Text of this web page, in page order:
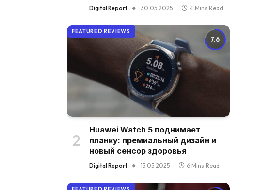
Digital Report 30.05.2025 4 Mins Read
7.6
FEATURED REVIEWS
Huawei Watch 5 поднимает
планку: премиальный дизайн и
новый сенсор здоровья
Digital Report 15.05.2025 6 Mins Read